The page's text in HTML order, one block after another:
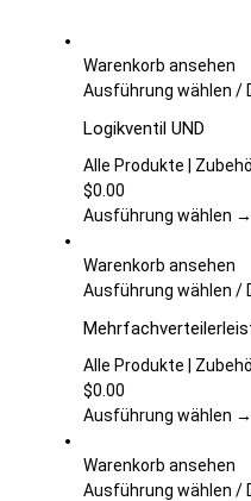
Warenkorb ansehen
Ausführung wählen /
Logikventil UND
Alle Produkte |
$0.00
Ausführung wählen →
Warenkorb ansehen
Ausführung wählen /
Alle Produkte |
$0.00
Ausführung wählen →
Warenkorb ansehen
Ausführung wählen /